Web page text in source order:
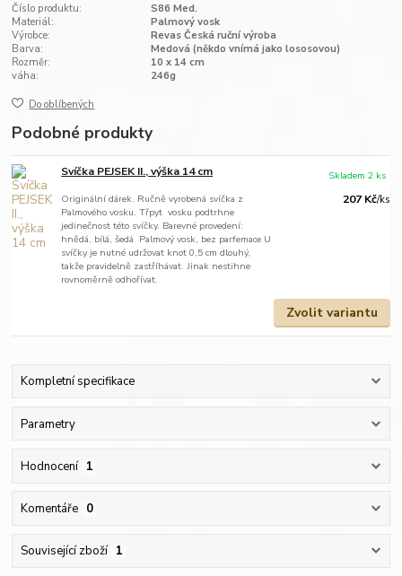
Číslo produktu:
S86 Med.
Materiál:
Palmový vosk
Výrobce:
Revas Česká ruční výroba
Barva:
Medová (někdo vnímá jako lososovou)
Rozměr:
10 x 14 cm
váha:
246g
Do oblíbených
Podobné produkty
Svíčka PEJSEK II., výška 14 cm
Originální dárek. Ručně vyrobená svíčka z
Palmového vosku. Třpyt vosku podtrhne
jedinečnost této svíčky. Barevné provedení:
hnědá, bílá, šedá Palmový vosk, bez parfemace U
svíčky je nutné udržovat knot 0,5 cm dlouhý,
takže pravidelně zastříhávat. Jinak nestihne
rovnoměrně odhořívat.
207 Kč/ks
Skladem 2 ks
Zvolit variantu
Kompletní specifikace
Parametry
Hodnocení 1
Komentáře 0
Související zboží 1